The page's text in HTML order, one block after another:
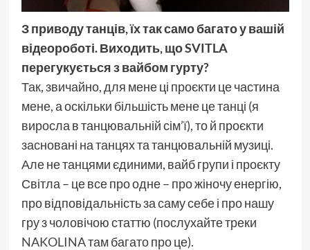
З приводу танців, їх так само багато у вашій
відеороботі. Виходить, що SVITLA
перегукується з вайбом гурту?
Так, звичайно, для мене ці проєкти це частина
мене, а оскільки більшість мене це танці (я
виросла в танцювальній сім’ї), то й проєкти
засновані на танцях та танцювальній музиці.
Але не танцями єдиними, вайб групи і проєкту
Світла – це все про одне – про жіночу енергію,
про відповідальність за саму себе і про нашу
гру з чоловічою статтю (послухайте треки
NAKOLINAтам багато про це).